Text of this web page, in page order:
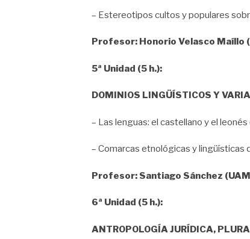
– Estereotipos cultos y populares
Profesor: Honorio Velasco Maíllo
5ª Unidad (5 h.):
DOMINIOS LINGÜÍSTICOS Y
– Las lenguas: el castellano y el
– Comarcas etnológicas y lingüísticas
Profesor: Santiago Sánchez
6ª Unidad (5 h.):
ANTROPOLOGÍA JURÍDICA,